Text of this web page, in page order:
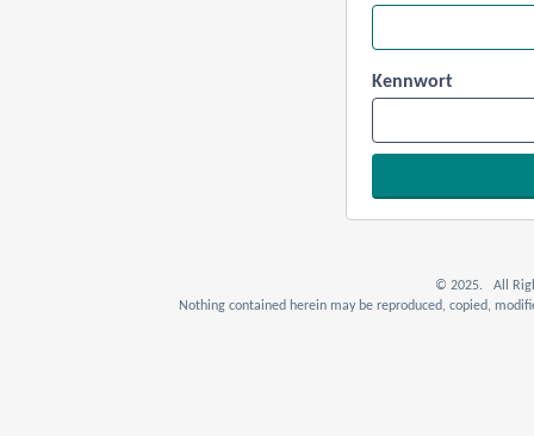
Kennwort
© 2025. All
Nothing contained herein may be reproduced, copied,